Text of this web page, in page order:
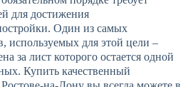
для достижения
Один из самых
используемых для этой цели –
за лист которого остается одной
Купить качественный